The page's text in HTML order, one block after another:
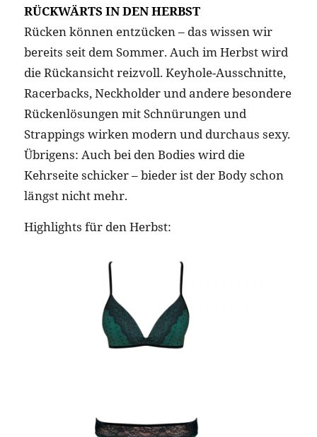
RÜCKWÄRTS IN DEN HERBST
Rücken können entzücken – das wissen wir
bereits seit dem Sommer. Auch im Herbst wird
die Rückansicht reizvoll. Keyhole-Ausschnitte,
Racerbacks, Neckholder und andere besondere
Rückenlösungen mit Schnürungen und
Strappings wirken modern und durchaus sexy.
Übrigens: Auch bei den Bodies wird die
Kehrseite schicker – bieder ist der Body schon
längst nicht mehr.
Highlights für den Herbst: